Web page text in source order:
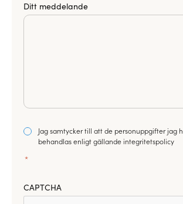
Ditt meddelande
ConsentJag samtycker till att de personuppgifter jag
behandlas enligt gällande integritetspolicy
*
CAPTCHA